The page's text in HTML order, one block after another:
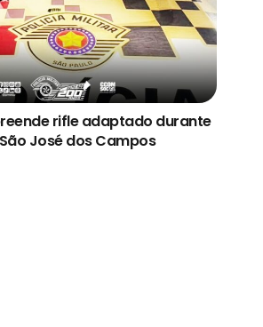
rifle adaptado durante
José dos Campos